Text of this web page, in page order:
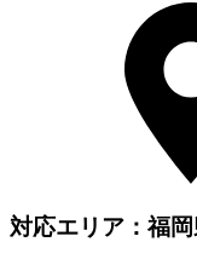
対応エリア：福